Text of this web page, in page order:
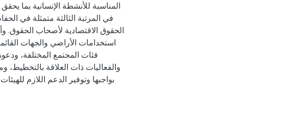
المناسبة للأنشطة الإنسانية بما
في المرتبة الثالثة متمثلة في
الحقوق الاقتصادية لأصحاب الحقوق.
استخدامات الأراضي والجهات
فئات المجتمع المختلفة،
والفعاليات ذات العلاقة بالتخطيط،
بواجبها وتوفير الدعم اللازم